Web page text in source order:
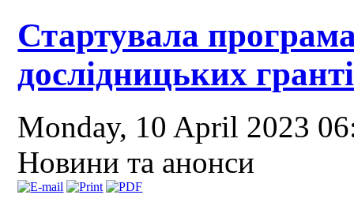
Стартувала
дослідницьких
Monday, 10 April 2023
Новини та анонси